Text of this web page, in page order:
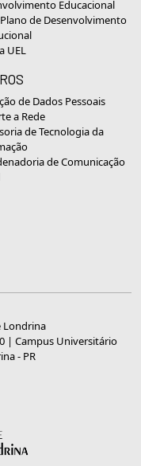
Educacional
Plano de Desenvolvimento
UEL
de Dados Pessoais
a Rede
de Tecnologia da
de Comunicação
Londrina
| Campus Universitário
- PR